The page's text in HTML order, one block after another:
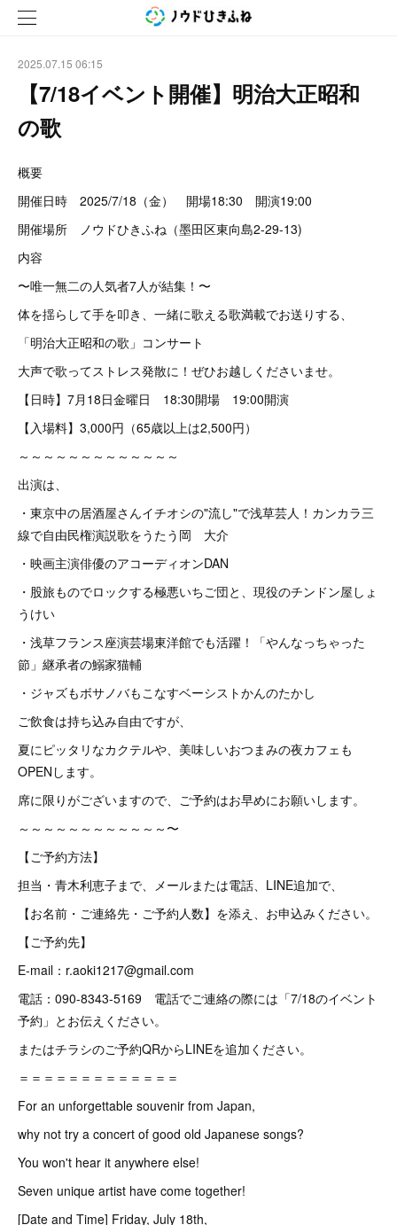
2025.07.15 06:15
【7/18イベント開催】明治大正昭和
の歌
概要
開催日時 2025/7/18（金） 開場18:30 開演19:00
開催場所 ノウドひきふね（墨田区東向島2-29-13)
内容
〜唯一無二の人気者7人が結集！〜
体を揺らして手を叩き、一緒に歌える歌満載でお送りする、
「明治大正昭和の歌」コンサート
大声で歌ってストレス発散に！ぜひお越しくださいませ。
【日時】7月18日金曜日 18:30開場 19:00開演
【入場料】3,000円（65歳以上は2,500円）
～～～～～～～～～～～～～
出演は、
・東京中の居酒屋さんイチオシの"流し"で浅草芸人！カンカラ三
線で自由民権演説歌をうたう岡 大介
・映画主演俳優のアコーディオンDAN
・股旅ものでロックする極悪いちご団と、現役のチンドン屋しょ
うけい
・浅草フランス座演芸場東洋館でも活躍！「やんなっちゃった
節」継承者の鰯家猫輔
・ジャズもボサノバもこなすベーシストかんのたかし
ご飲食は持ち込み自由ですが、
夏にピッタリなカクテルや、美味しいおつまみの夜カフェも
OPENします。
席に限りがございますので、ご予約はお早めにお願いします。
～～～～～～～～～～～～〜
【ご予約方法】
担当・青木利恵子まで、メールまたは電話、LINE追加で、
【お名前・ご連絡先・ご予約人数】を添え、お申込みください。
【ご予約先】
E-mail：r.aoki1217@gmail.com
電話：090-8343-5169 電話でご連絡の際には「7/18のイベント
予約」とお伝えください。
またはチラシのご予約QRからLINEを追加ください。
＝＝＝＝＝＝＝＝＝＝＝＝＝
For an unforgettable souvenir from Japan,
why not try a concert of good old Japanese songs?
You won't hear it anywhere else!
Seven unique artist have come together!
[Date and Time] Friday, July 18th,